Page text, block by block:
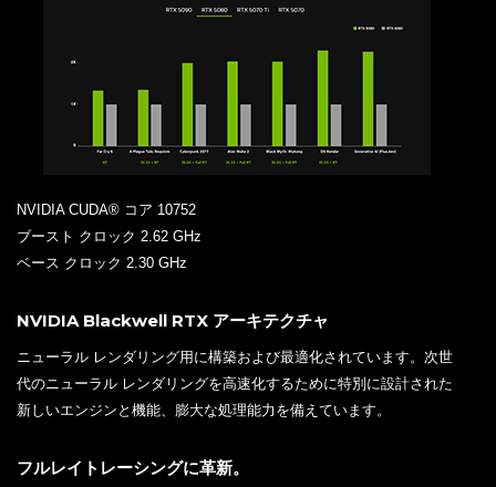
NVIDIA CUDA® コア 10752
ブースト クロック 2.62 GHz
ベース クロック 2.30 GHz
NVIDIA Blackwell RTX アーキテクチャ
ニューラル レンダリング用に構築および最適化されています。次世
代のニューラル レンダリングを高速化するために特別に設計された
新しいエンジンと機能、膨大な処理能力を備えています。
フルレイトレーシングに革新。